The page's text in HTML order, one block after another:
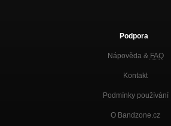
Podpora
Nápověda & FAQ
Kontakt
Podmínky používání
O Bandzone.cz